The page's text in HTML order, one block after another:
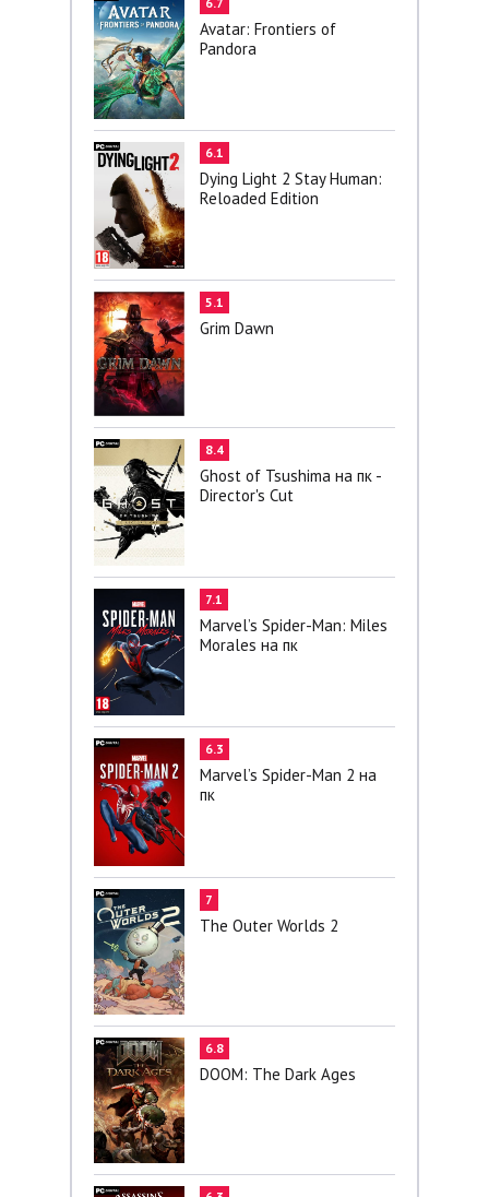
Avatar: Frontiers of
Pandora
6.1
Dying Light 2 Stay Human:
Reloaded Edition
5.1
Grim Dawn
8.4
Ghost of Tsushima на пк -
Director's Cut
7.1
Marvel’s Spider-Man: Miles
Morales на пк
6.3
Marvel’s Spider-Man 2 на
пк
7
The Outer Worlds 2
6.8
DOOM: The Dark Ages